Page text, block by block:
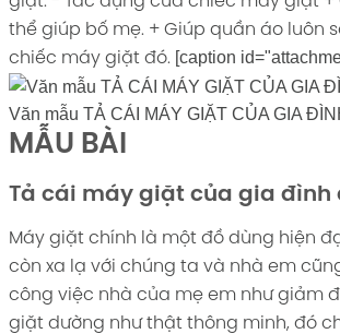
thể giúp bố mẹ. + Giúp quần áo luôn
chiếc máy giặt đó. [caption
Văn mẫu TẢ CÁI MÁY GIẶT CỦA GIA
MẪU BÀI
Tả cái máy giặt của gia đình
Máy giặt chính là một đồ dùng hiện
còn xa lạ với chúng ta và nhà em
công việc nhà của mẹ em như giảm
giặt dường như thật thông minh, đó